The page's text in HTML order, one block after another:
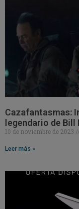
Cazafantasmas:
legendario de Bill
10 de noviembre de 2023
Leer más »